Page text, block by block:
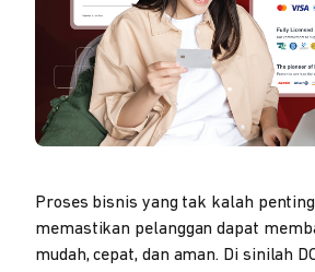
Proses bisnis yang tak kalah
memastikan pelanggan dapat
mudah, cepat, dan aman. Di sinilah